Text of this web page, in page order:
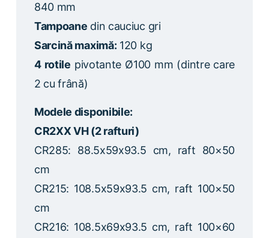
840 mm
Tampoane din cauciuc gri
Sarcină maximă: 120 kg
4 rotile pivotante Ø100 mm (dintre care
2 cu frână)
Modele disponibile:
CR2XX VH (2 rafturi)
CR285: 88.5x59x93.5 cm, raft 80×50
cm
CR215: 108.5x59x93.5 cm, raft 100×50
cm
CR216: 108.5x69x93.5 cm, raft 100×60